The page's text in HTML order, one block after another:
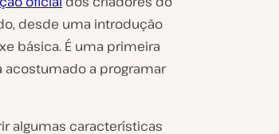
desde uma introdução
básica. É uma primeira
acostumado a programar
algumas características